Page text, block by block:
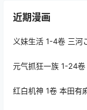
近期漫画
义妹生活 1-4卷 三河
元气抓狂一族 1-24
红白机神 1卷 本田有